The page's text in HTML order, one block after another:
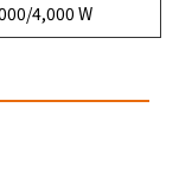
4,000 W